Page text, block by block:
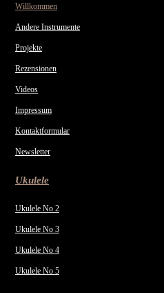
Willkommen
Andere Instrumente
Projekte
Rezensionen
Videos
Impressum
Kontaktformular
Newsletter
Ukulele
Ukulele No 2
Ukulele No 3
Ukulele No 4
Ukulele No 5